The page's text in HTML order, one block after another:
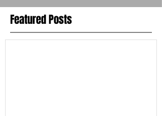
Featured Posts